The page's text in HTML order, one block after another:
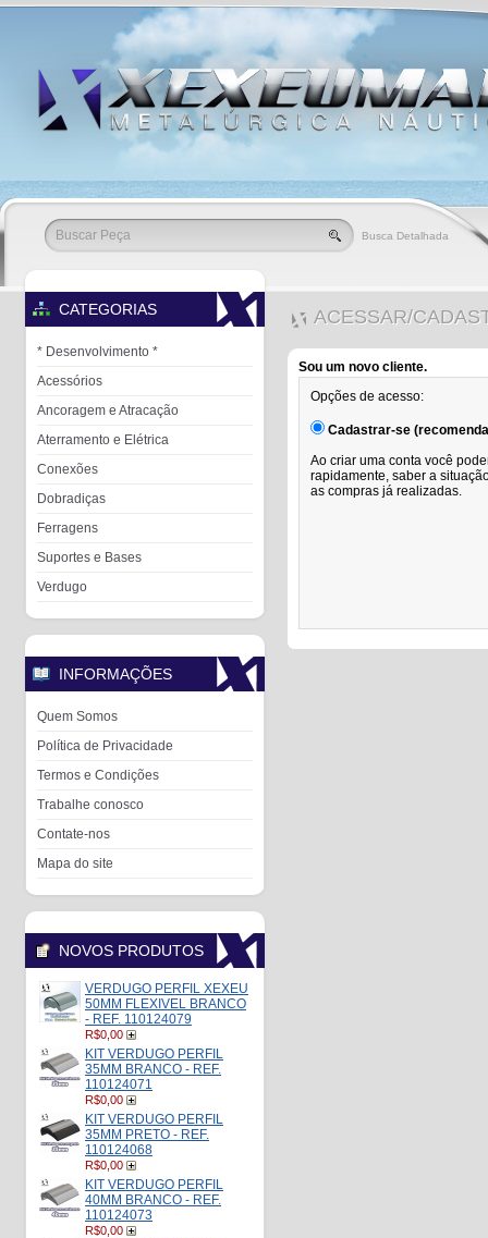
Busca Detalhada
CATEGORIAS
* Desenvolvimento *
Acessórios
Ancoragem e Atracação
Aterramento e Elétrica
Conexões
Dobradiças
Ferragens
Suportes e Bases
Verdugo
INFORMAÇÕES
Quem Somos
Política de Privacidade
Termos e Condições
Trabalhe conosco
Contate-nos
Mapa do site
NOVOS PRODUTOS
VERDUGO PERFIL XEXEU
50MM FLEXIVEL BRANCO
- REF. 110124079
R$0,00
KIT VERDUGO PERFIL
35MM BRANCO - REF.
110124071
R$0,00
KIT VERDUGO PERFIL
35MM PRETO - REF.
110124068
R$0,00
KIT VERDUGO PERFIL
40MM BRANCO - REF.
110124073
R$0,00
ACESSAR/
Sou um novo cliente.
Opções de acesso:
Cadastrar-se
Ao criar uma conta você
rapidamente, saber a
as compras já realizadas.